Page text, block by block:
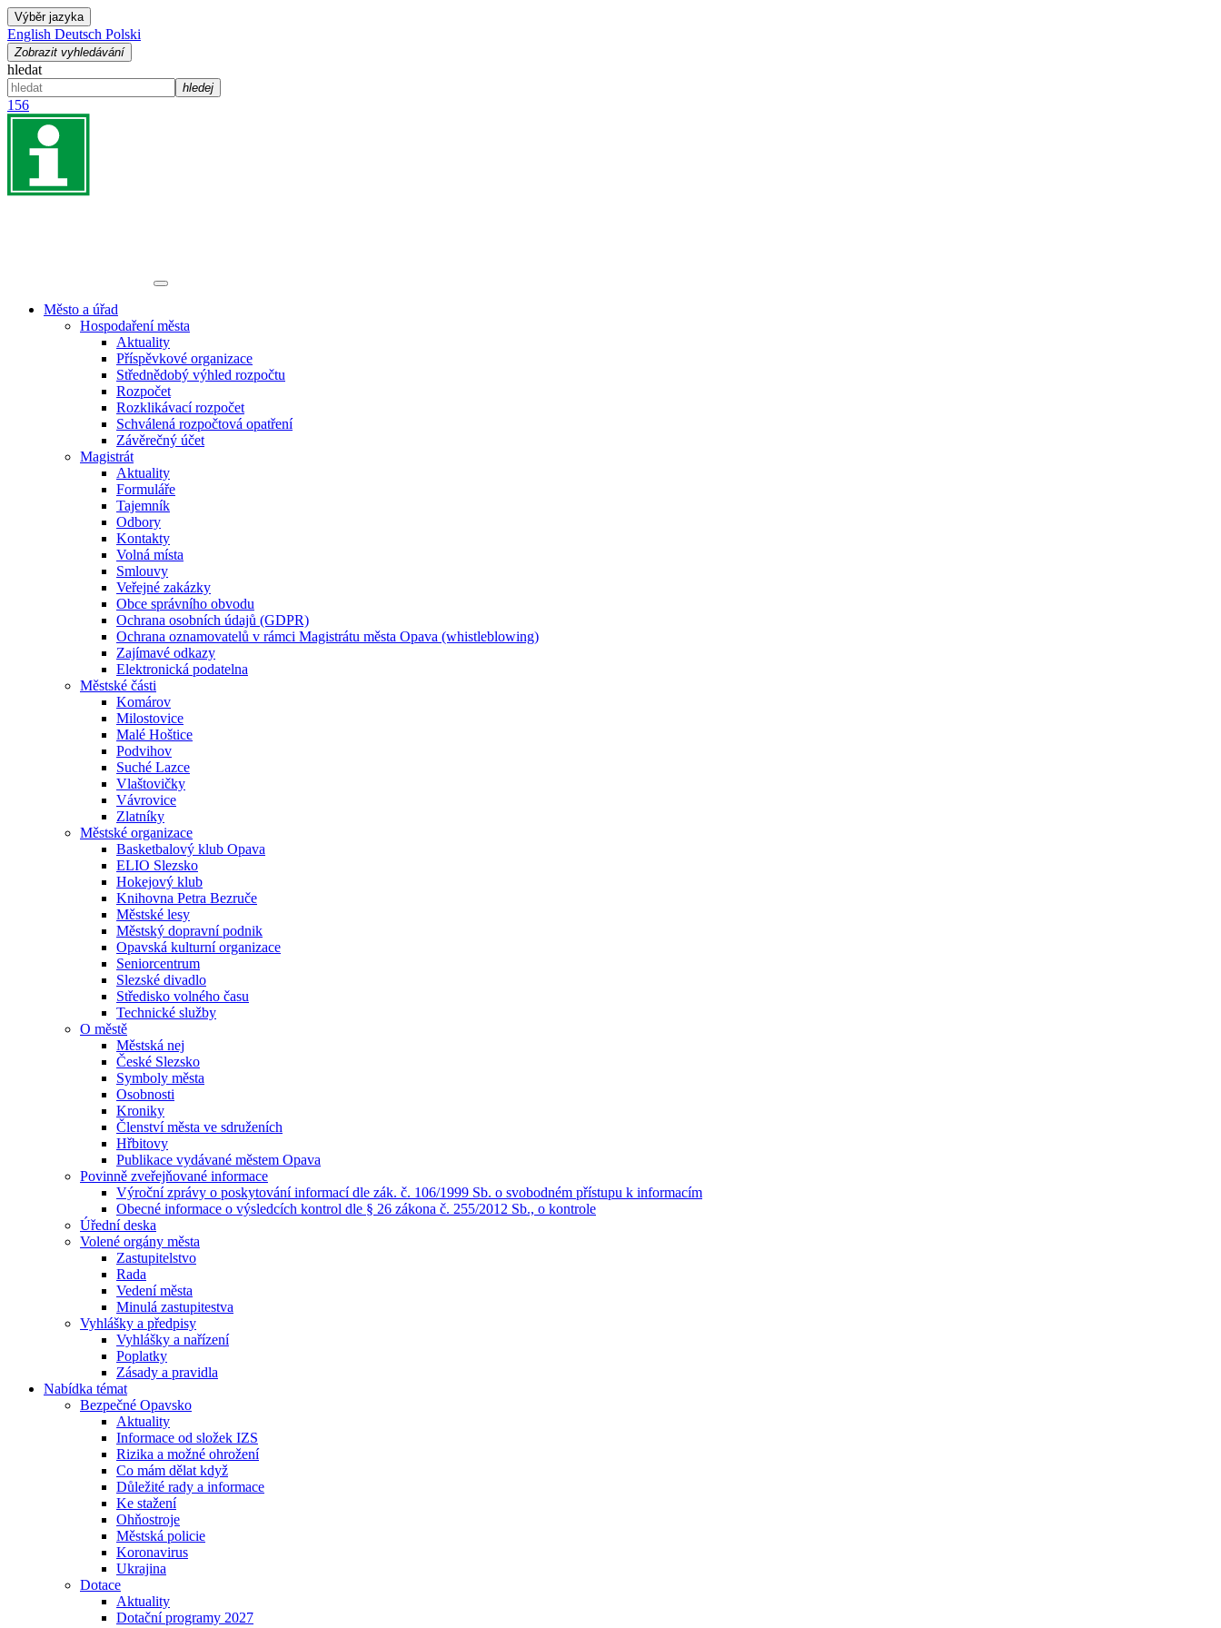
Výběr jazyka
English Deutsch Polski
Zobrazit vyhledávání
hledat
hledej
156
Město a úřad
Hospodaření města
Aktuality
Příspěvkové organizace
Střednědobý výhled rozpočtu
Rozpočet
Rozklikávací rozpočet
Schválená rozpočtová opatření
Závěrečný účet
Magistrát
Aktuality
Formuláře
Tajemník
Odbory
Kontakty
Volná místa
Smlouvy
Veřejné zakázky
Obce správního obvodu
Ochrana osobních údajů (GDPR)
Ochrana oznamovatelů v rámci Magistrátu města Opava (whistleblowing)
Zajímavé odkazy
Elektronická podatelna
Městské části
Komárov
Milostovice
Malé Hoštice
Podvihov
Suché Lazce
Vlaštovičky
Vávrovice
Zlatníky
Městské organizace
Basketbalový klub Opava
ELIO Slezsko
Hokejový klub
Knihovna Petra Bezruče
Městské lesy
Městský dopravní podnik
Opavská kulturní organizace
Seniorcentrum
Slezské divadlo
Středisko volného času
Technické služby
O městě
Městská nej
České Slezsko
Symboly města
Osobnosti
Kroniky
Členství města ve sdruženích
Hřbitovy
Publikace vydávané městem Opava
Povinně zveřejňované informace
Výroční zprávy o poskytování informací dle zák. č. 106/1999 Sb. o svobodném přístupu k informacím
Obecné informace o výsledcích kontrol dle § 26 zákona č. 255/2012 Sb., o kontrole
Úřední deska
Volené orgány města
Zastupitelstvo
Rada
Vedení města
Minulá zastupitestva
Vyhlášky a předpisy
Vyhlášky a nařízení
Poplatky
Zásady a pravidla
Nabídka témat
Bezpečné Opavsko
Aktuality
Informace od složek IZS
Rizika a možné ohrožení
Co mám dělat když
Důležité rady a informace
Ke stažení
Ohňostroje
Městská policie
Koronavirus
Ukrajina
Dotace
Aktuality
Dotační programy 2027